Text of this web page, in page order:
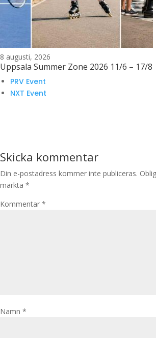
8 augusti, 2026
Uppsala Summer Zone 2026 11/6 – 17/8
PRV Event
NXT Event
Skicka kommentar
Din e-postadress kommer inte publiceras.
märkta *
Kommentar *
Namn *